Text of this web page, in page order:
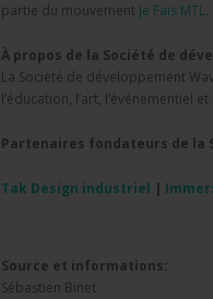
partie du mouvement Je Fais MTL.
À propos de la Société de
La Société de développement
l’éducation, l’art,
Partenaires fondateurs de la
Tak Design industriel |
Source et informations:
Sébastien Binet